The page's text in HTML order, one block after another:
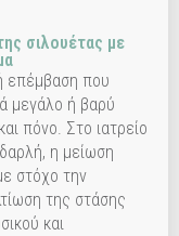
σιλουέτας με
επέμβαση που
μεγάλο ή βαρύ
πόνο. Στο ιατρείο
η μείωση
στόχο την
της στάσης
και